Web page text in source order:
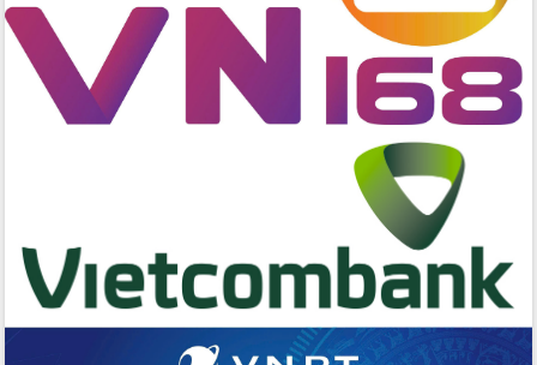
Đắk Lắk đẩy mạnh nuôi biển công
nghệ, hướng tới phát triển thủy sản
bền vững
Tập huấn nâng cao năng lực triển khai
chuyển đổi số cho cán bộ, công chức
Đẩy mạnh cải cách hành chính, quyết
tâm đạt được mục tiêu tăng trưởng
hai con số trong năm 2026
Tổ chức trang trọng Lễ hội Đền thờ
Lương Văn Chánh năm 2026